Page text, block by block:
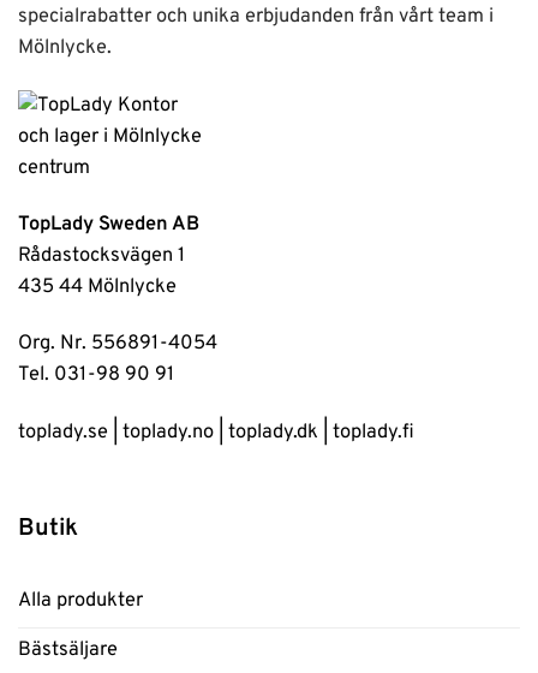
specialrabatter och unika erbjudanden från vårt team i
Mölnlycke.
TopLady Sweden AB
Rådastocksvägen 1
435 44 Mölnlycke
Org. Nr. 556891-4054
Tel. 031-98 90 91
toplady.se toplady.no toplady.dk toplady.fi
Butik
Alla produkter
Bästsäljare